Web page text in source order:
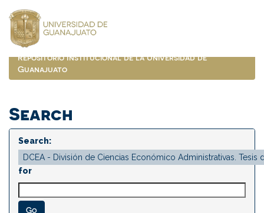
navigation
Repositorio Institucional de la Universidad de
Guanajuato
Search
Search:
for